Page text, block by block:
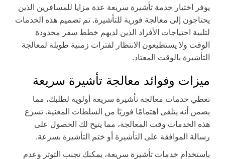
يوفر اختيار خدمة تأشيرة سريعة عدة مزايا للمسافرين الذين
يحتاجون إلى معالجة فورية للتأشيرة. تم تصميم هذه الخدمات
لتلبية احتياجات الأفراد الذين لديهم خطط سفر محدودة
الوقت ولا يستطيعون الانتظار لفترات زمنية طويلة لمعالجة
التأشيرة بالوقت المعتاد.
ميزات وفوائد معالجة تأشيرة سريعة
تعطي خدمات معالجة تأشيرة سريعة أولوية لطلبك، مما
يضمن أنه يتلقى اهتمامًا فوريًا من السلطات المعنية. تسرع
هذه الخدمات وقت المعالجة، مما يتيح لك الحصول على
رسالة الموافقة على التأشيرة أو ختم التأشيرة بسرعة.
باستخدام خدمات تأشيرة سريعة، يمكنك تجنب التوتر وعدم